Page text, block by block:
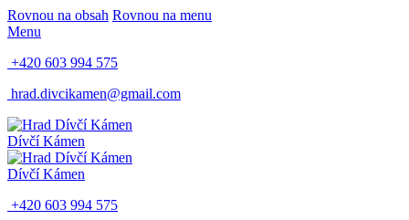
Rovnou na obsah Rovnou na menu
Menu
+420 603 994 575
hrad.divcikamen@gmail.com
Dívčí Kámen
Dívčí Kámen
+420 603 994 575